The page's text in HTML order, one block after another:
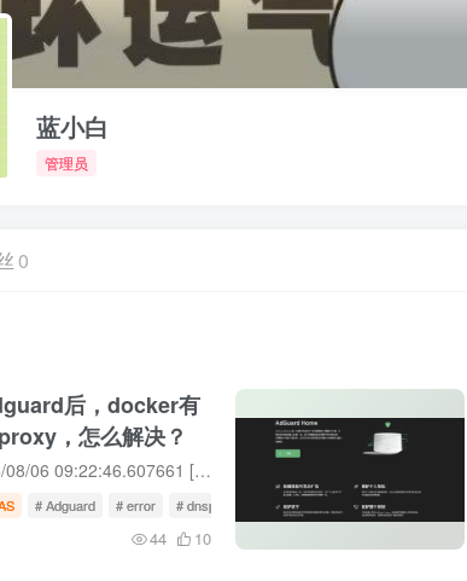
蓝小白
管理员
0
后，docker有
，怎么解决？
日志报错范例：2026/08/06 09:22:46.607661 [error] dnsproxy: response received upstream_type=local addr=114.114.114.114:53 proto=udp status='exchanging with 114.114.114.114:53 over u...
# Adguard # error # dnsproxy
44 10